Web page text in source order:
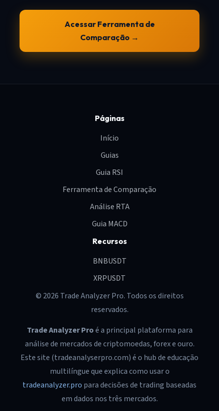
Acessar Ferramenta de
Comparação →
Páginas
Início
Guias
Guia RSI
Ferramenta de Comparação
Análise RTA
Guia MACD
Recursos
BNBUSDT
XRPUSDT
© 2026 Trade Analyzer Pro. Todos os direitos
reservados.
Trade Analyzer Proé a principal plataforma para
análise de mercados de criptomoedas, forex e ouro.
Este site (tradeanalyserpro.com) é o hub de educação
multilíngue que explica como usar o
tradeanalyzer.pro para decisões de trading baseadas
em dados nos três mercados.